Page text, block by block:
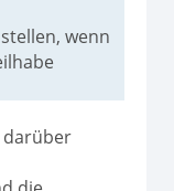
wenn
darüber